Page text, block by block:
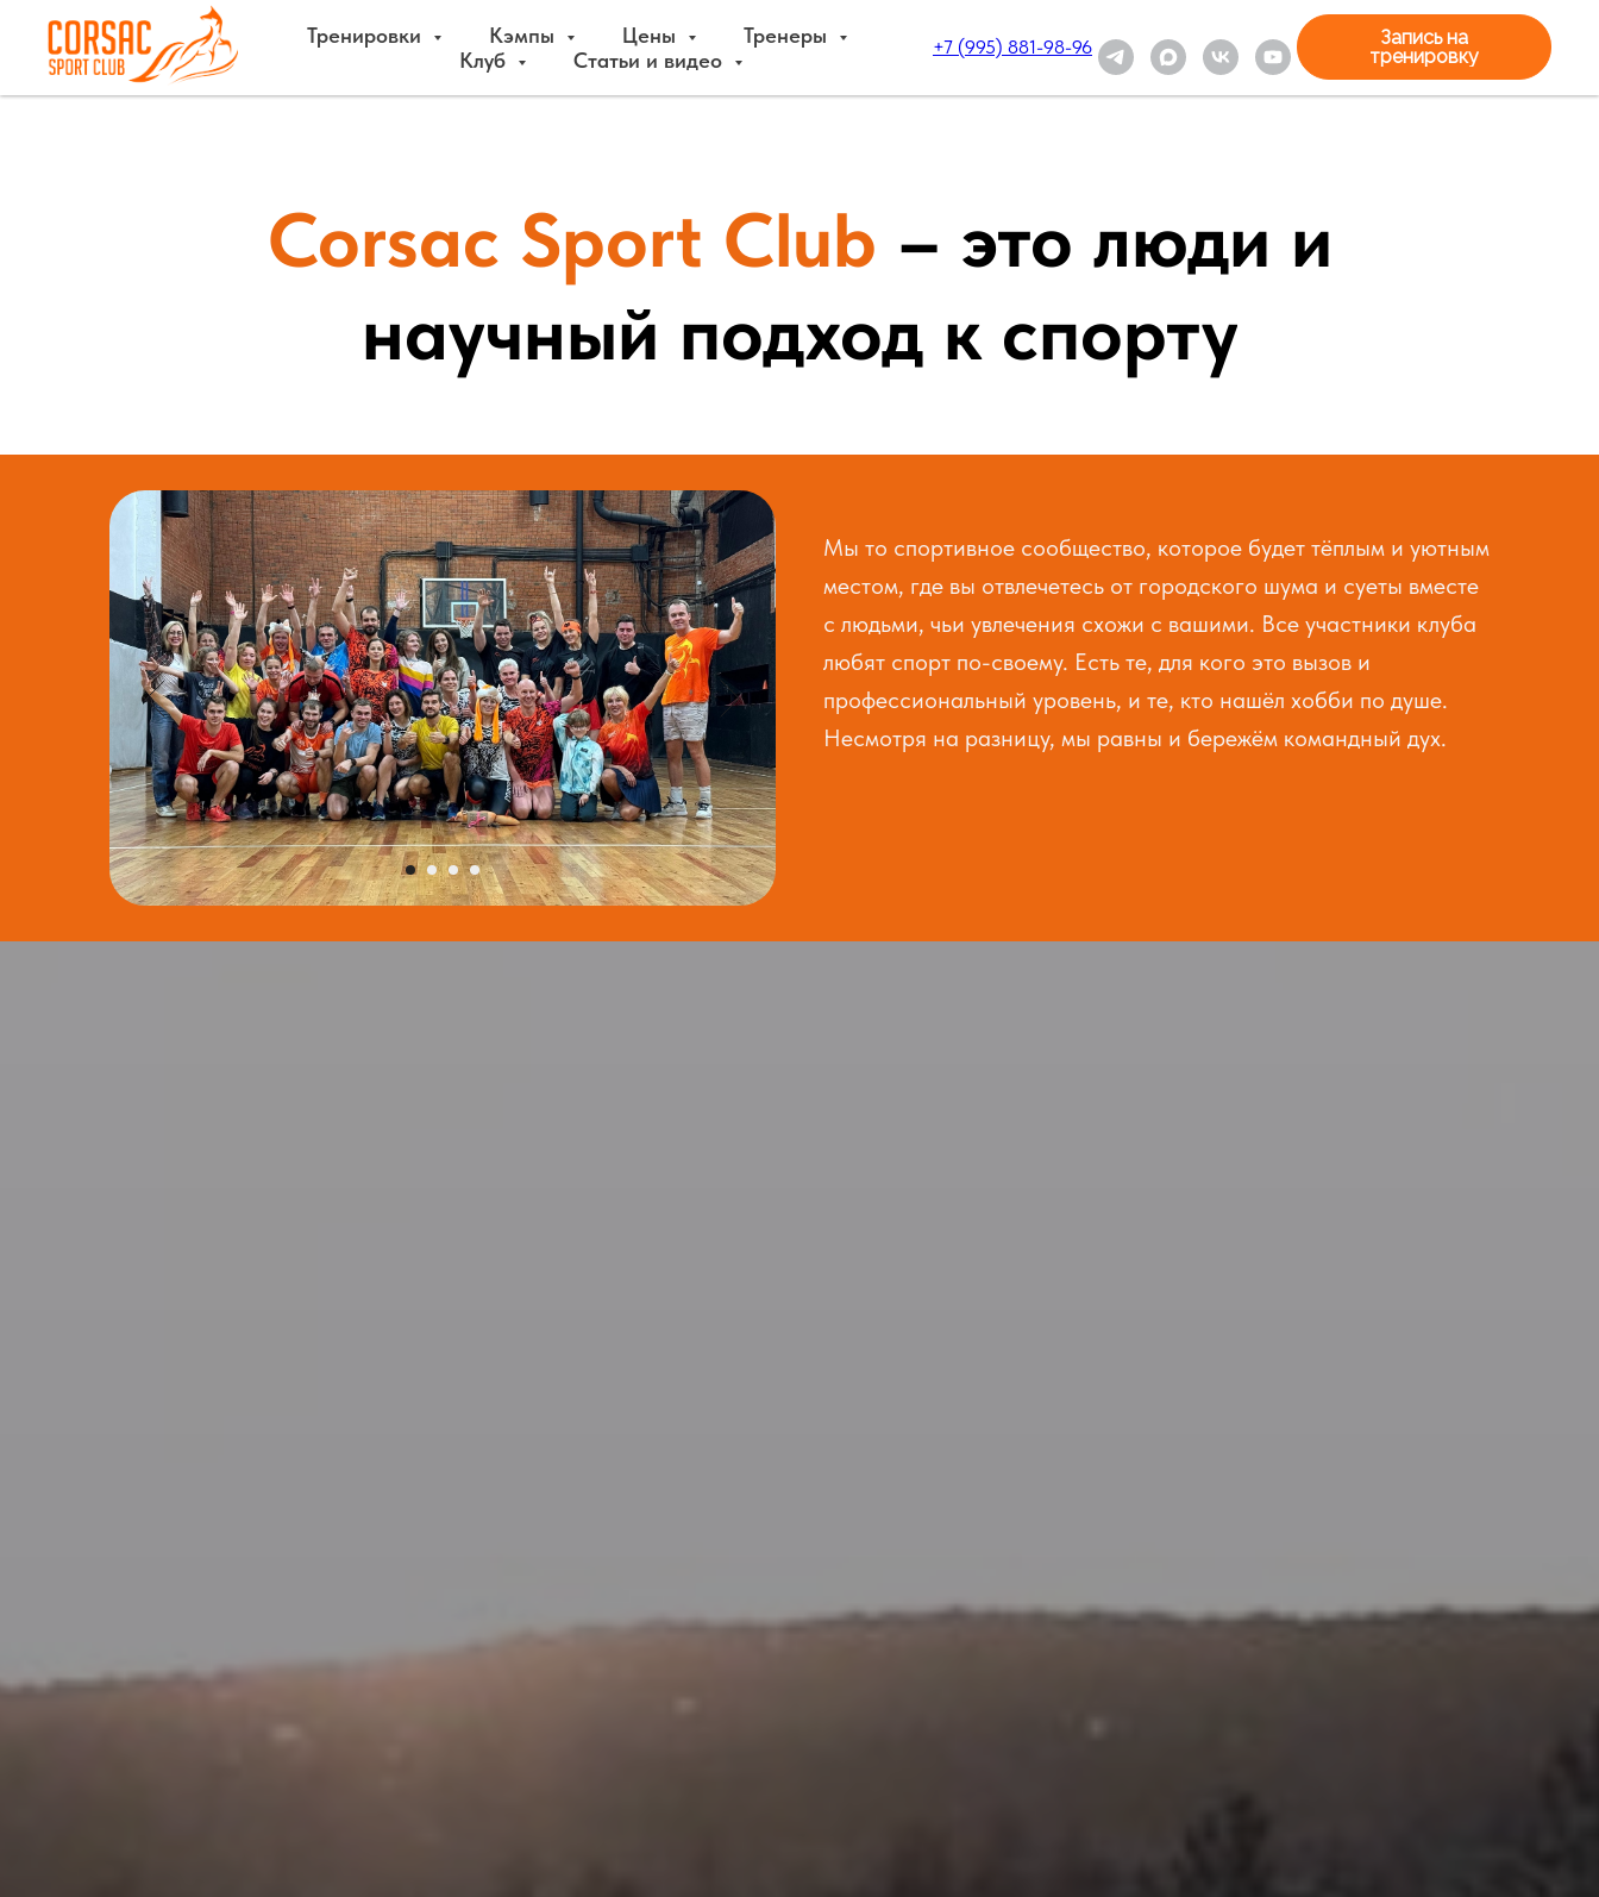
Тренировки Кэмпы Цены
Тренеры
Клуб
Статьи и видео
+7 (995) 881-98-96
Запись на
тренировку
Corsac Sport Club – это люди и
научный подход к спорту
Мы то спортивное сообщество, которое будет тёплым и уютным
местом, где вы отвлечетесь от городского шума и суеты вместе
с людьми, чьи увлечения схожи с вашими. Все участники клуба
любят спорт по-своему. Есть те, для кого это вызов и
профессиональный уровень, и те, кто нашёл хобби по душе.
Несмотря на разницу, мы равны и бережём командный дух.